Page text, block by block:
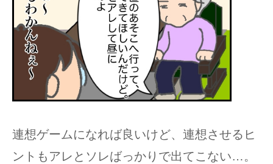
連想ゲームになれば良いけど、連想させるヒ
ントもアレとソレばっかりで出てこない…。